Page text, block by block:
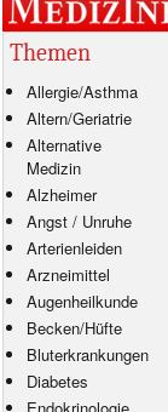
Themen
Allergie/Asthma
Altern/Geriatrie
Alternative
Medizin
Alzheimer
Angst / Unruhe
Arterienleiden
Arzneimittel
Augenheilkunde
Becken/Hüfte
Bluterkrankungen
Diabetes